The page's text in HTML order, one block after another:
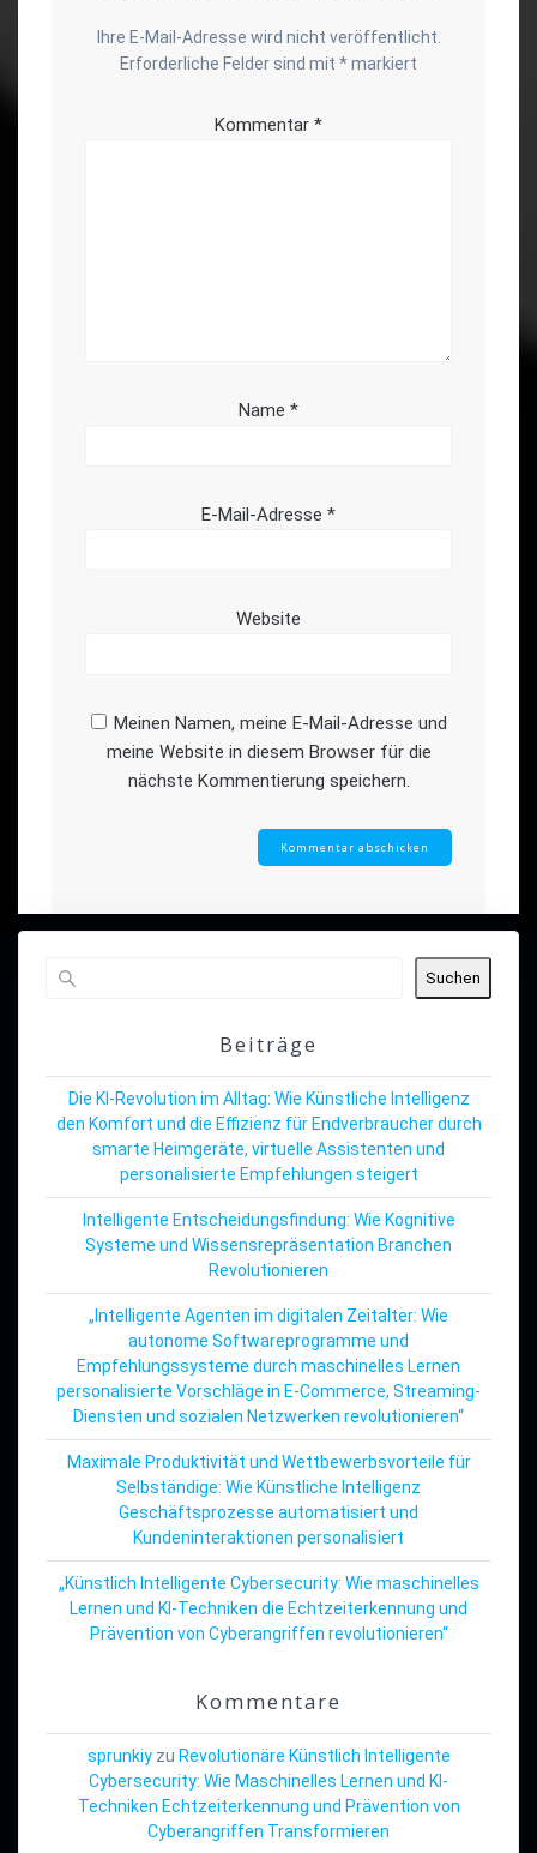
Ihre E-Mail-Adresse wird nicht veröffentlicht.
Erforderliche Felder sind mit *markiert
Kommentar *
Name *
E-Mail-Adresse *
Website
Meinen Namen, meine E-Mail-Adresse und
meine Website in diesem Browser für die
nächste Kommentierung speichern.
Suchen
Beiträge
Die KI-Revolution im Alltag: Wie Künstliche Intelligenz
den Komfort und die Effizienz für Endverbraucher durch
smarte Heimgeräte, virtuelle Assistenten und
personalisierte Empfehlungen steigert
Intelligente Entscheidungsfindung: Wie Kognitive
Systeme und Wissensrepräsentation Branchen
Revolutionieren
„Intelligente Agenten im digitalen Zeitalter: Wie
autonome Softwareprogramme und
Empfehlungssysteme durch maschinelles Lernen
personalisierte Vorschläge in E-Commerce, Streaming-
Diensten und sozialen Netzwerken revolutionieren“
Maximale Produktivität und Wettbewerbsvorteile für
Selbständige: Wie Künstliche Intelligenz
Geschäftsprozesse automatisiert und
Kundeninteraktionen personalisiert
„Künstlich Intelligente Cybersecurity: Wie maschinelles
Lernen und KI-Techniken die Echtzeiterkennung und
Prävention von Cyberangriffen revolutionieren“
Kommentare
sprunkiyzu Revolutionäre Künstlich Intelligente
Cybersecurity: Wie Maschinelles Lernen und KI-
Techniken Echtzeiterkennung und Prävention von
Cyberangriffen Transformieren